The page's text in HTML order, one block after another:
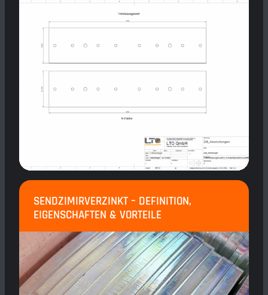
SENDZIMIRVERZINKT – DEFINITION,
EIGENSCHAFTEN & VORTEILE